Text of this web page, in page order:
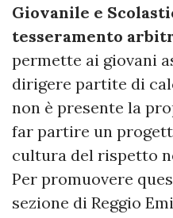
Giovanile e
tesseramento
permette ai giovani
dirigere partite di
non è presente la
far partire un
cultura del rispetto
Per promuovere
sezione di Reggio